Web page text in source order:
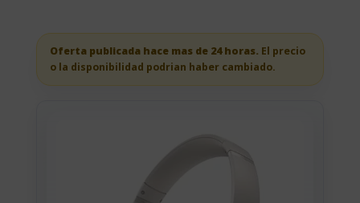
Oferta publicada hace mas de 24 horas. El precio
o la disponibilidad podrian haber cambiado.